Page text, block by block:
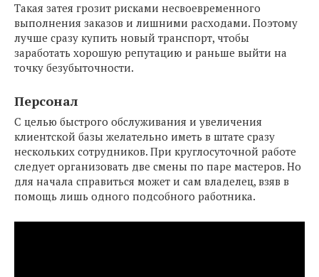
Такая затея грозит рисками несвоевременного
выполнения заказов и лишними расходами. Поэтому
лучше сразу купить новый транспорт, чтобы
заработать хорошую репутацию и раньше выйти на
точку безубыточности.
Персонал
С целью быстрого обслуживания и увеличения
клиентской базы желательно иметь в штате сразу
нескольких сотрудников. При круглосуточной работе
следует организовать две смены по паре мастеров. Но
для начала справиться может и сам владелец, взяв в
помощь лишь одного подсобного работника.